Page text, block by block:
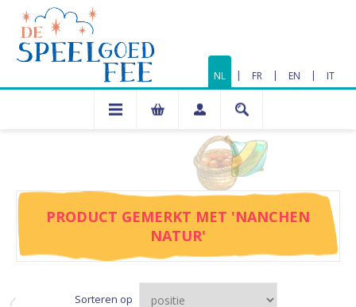
NL | FR | EN | IT
PRODUCT GEMERKT MET 'NANCHEN
NATUR'
Sorteren op